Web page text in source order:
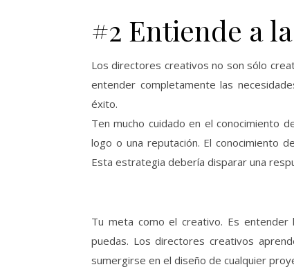
#2 Entiende a
Los directores creativos no son sólo
entender completamente las
éxito.
Ten mucho cuidado en el conocimiento
logo o una reputación. El conocimiento
Esta estrategia debería disparar una
Tu meta como el creativo. Es
puedas. Los directores creativos
sumergirse en el diseño de cualquier